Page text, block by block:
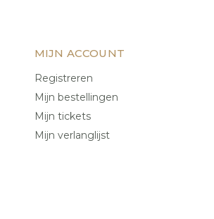
MIJN ACCOUNT
Registreren
Mijn bestellingen
Mijn tickets
Mijn verlanglijst